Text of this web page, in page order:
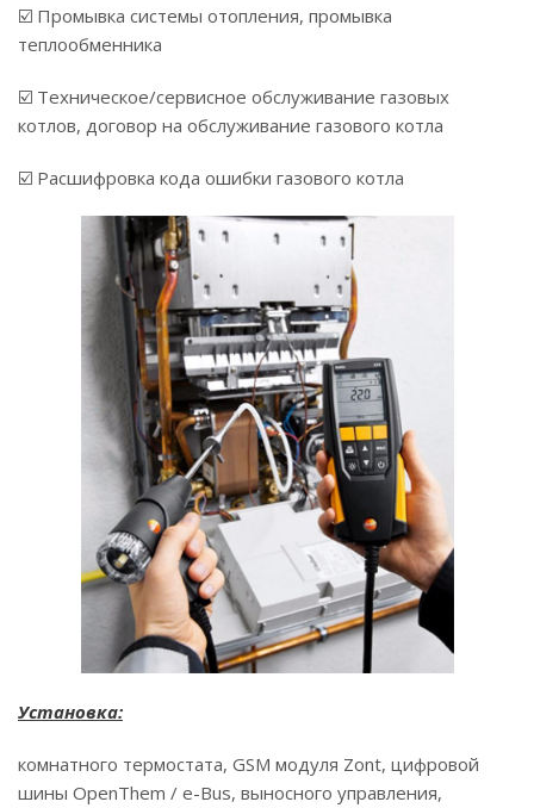
☑️ Промывка системы отопления, промывка
теплообменника
☑️ Техническое/сервисное обслуживание газовых
котлов, договор на обслуживание газового котла
☑️ Расшифровка кода ошибки газового котла
Установка:
комнатного термостата, GSM модуля Zont, цифровой
шины OpenThem / e-Bus, выносного управления,